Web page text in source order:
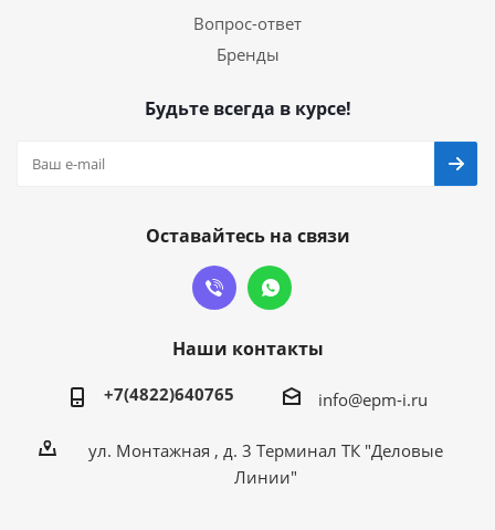
Вопрос-ответ
Бренды
Будьте всегда в курсе!
Оставайтесь на связи
Наши контакты
+7(4822)640765 info@epm-i.ru
ул. Монтажная , д. 3 Терминал ТК "Деловые
Линии"